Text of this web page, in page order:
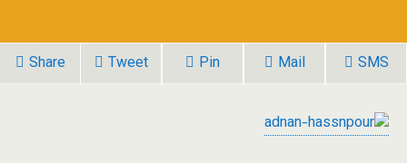
Share Tweet Pin Mail SMS